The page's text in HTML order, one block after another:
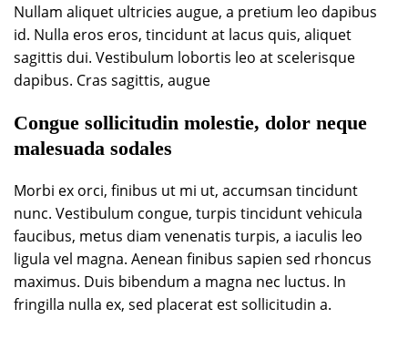
Nullam aliquet ultricies augue, a pretium leo dapibus
id. Nulla eros eros, tincidunt at lacus quis, aliquet
sagittis dui. Vestibulum lobortis leo at scelerisque
dapibus. Cras sagittis, augue
Congue sollicitudin molestie, dolor neque
malesuada sodales
Morbi ex orci, finibus ut mi ut, accumsan tincidunt
nunc. Vestibulum congue, turpis tincidunt vehicula
faucibus, metus diam venenatis turpis, a iaculis leo
ligula vel magna. Aenean finibus sapien sed rhoncus
maximus. Duis bibendum a magna nec luctus. In
fringilla nulla ex, sed placerat est sollicitudin a.